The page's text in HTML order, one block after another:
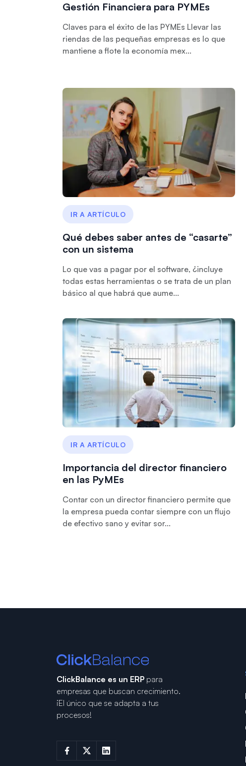
Gestión Financiera para PYMEs
Claves para el éxito de las PYMEs Llevar las
riendas de las pequeñas empresas es lo que
mantiene a flote la economía mex...
IR A ARTÍCULO
Qué debes saber antes de “casarte”
con un sistema
Lo que vas a pagar por el software, ¿incluye
todas estas herramientas o se trata de un plan
básico al que habrá que aume...
IR A ARTÍCULO
Importancia del director financiero
en las PyMEs
Contar con un director financiero permite que
la empresa pueda contar siempre con un flujo
de efectivo sano y evitar sor...
ClickBalance es un ERP para
empresas que buscan crecimiento.
¡El único que se adapta a tus
procesos!